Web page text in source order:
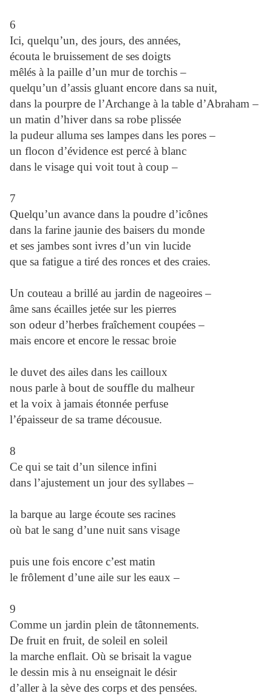
6
Ici, quelqu’un, des jours, des années,
écouta le bruissement de ses doigts
mêlés à la paille d’un mur de torchis –
quelqu’un d’assis gluant encore dans sa nuit,
dans la pourpre de l’Archange à la table d’Abraham –
un matin d’hiver dans sa robe plissée
la pudeur alluma ses lampes dans les pores –
un flocon d’évidence est percé à blanc
dans le visage qui voit tout à coup –
7
Quelqu’un avance dans la poudre d’icônes
dans la farine jaunie des baisers du monde
et ses jambes sont ivres d’un vin lucide
que sa fatigue a tiré des ronces et des craies.
Un couteau a brillé au jardin de nageoires –
âme sans écailles jetée sur les pierres
son odeur d’herbes fraîchement coupées –
mais encore et encore le ressac broie
le duvet des ailes dans les cailloux
nous parle à bout de souffle du malheur
et la voix à jamais étonnée perfuse
l’épaisseur de sa trame décousue.
8
Ce qui se tait d’un silence infini
dans l’ajustement un jour des syllabes –
la barque au large écoute ses racines
où bat le sang d’une nuit sans visage
puis une fois encore c’est matin
le frôlement d’une aile sur les eaux –
9
Comme un jardin plein de tâtonnements.
De fruit en fruit, de soleil en soleil
la marche enflait. Où se brisait la vague
le dessin mis à nu enseignait le désir
d’aller à la sève des corps et des pensées.